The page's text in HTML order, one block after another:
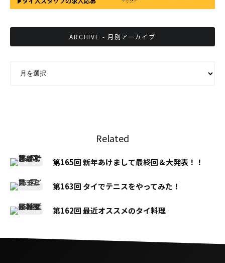
ARCHIVE - 月別アーカイブ
Related
第165回 新年あけまして最終回＆大発表！！
第163回 タイでテニスをやってみた！
第162回 最近オススメのタイ料理